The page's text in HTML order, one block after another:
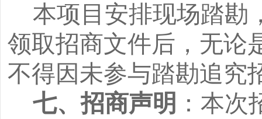
本项目安排现场踏勘
领取招商文件后，无论
不得因未参与踏勘追究
七、招商声明 ：本